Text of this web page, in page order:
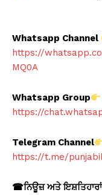
Whatsapp Channel
https://
MQ0A
Whatsapp Group
https://
Telegram Channel
https://t.me/
☎ਨਿਊਜ਼ ਅਤੇ